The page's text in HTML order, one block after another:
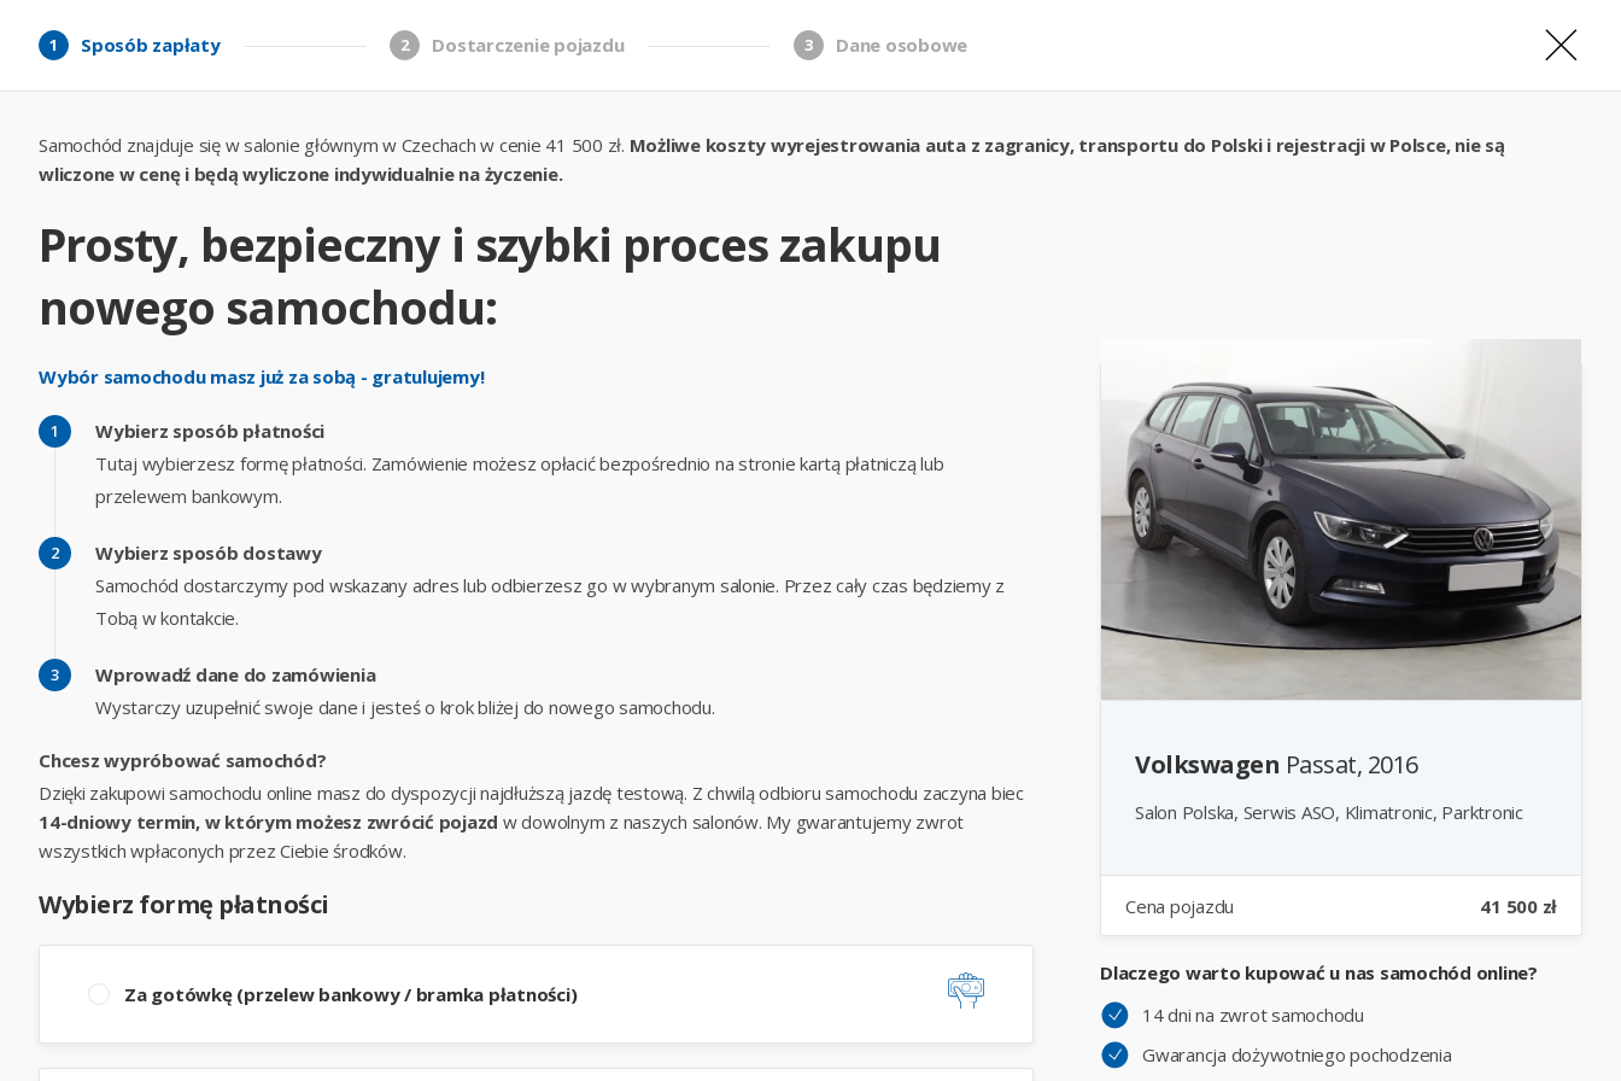
1 Sposób zapłaty 2 Dostarczenie pojazdu 3 Dane osobowe
Samochód znajduje się w salonie głównym w Czechach w cenie 41 500 zł. Możliwe koszty wyrejestrowania auta z zagranicy, transportu do Polski i rejestracji w Polsce, nie są
wliczone w cenę i będą wyliczone indywidualnie na życzenie.
Prosty, bezpieczny i szybki proces zakupu
nowego samochodu:
Wybór samochodu masz już za sobą - gratulujemy!
Wybierz sposób płatności
Tutaj wybierzesz formę płatności. Zamówienie możesz opłacić bezpośrednio na stronie kartą płatniczą lub
przelewem bankowym.
Wybierz sposób dostawy
Samochód dostarczymy pod wskazany adres lub odbierzesz go w wybranym salonie. Przez cały czas będziemy z
Tobą w kontakcie.
Wprowadź dane do zamówienia
Wystarczy uzupełnić swoje dane i jesteś o krok bliżej do nowego samochodu.
Chcesz wypróbować samochód?
Dzięki zakupowi samochodu online masz do dyspozycji najdłuższą jazdę testową. Z chwilą odbioru samochodu zaczyna biec
14-dniowy termin, w którym możesz zwrócić pojazd w dowolnym z naszych salonów. My gwarantujemy zwrot
wszystkich wpłaconych przez Ciebie środków.
Wybierz formę płatności
Za gotówkę (przelew bankowy / bramka płatności)
Volkswagen Passat, 2016
Salon Polska, Serwis ASO, Klimatronic, Parktronic
Cena pojazdu 41 500 zł
Dlaczego warto kupować u nas samochód online?
14 dni na zwrot samochodu
Gwarancja dożywotniego pochodzenia